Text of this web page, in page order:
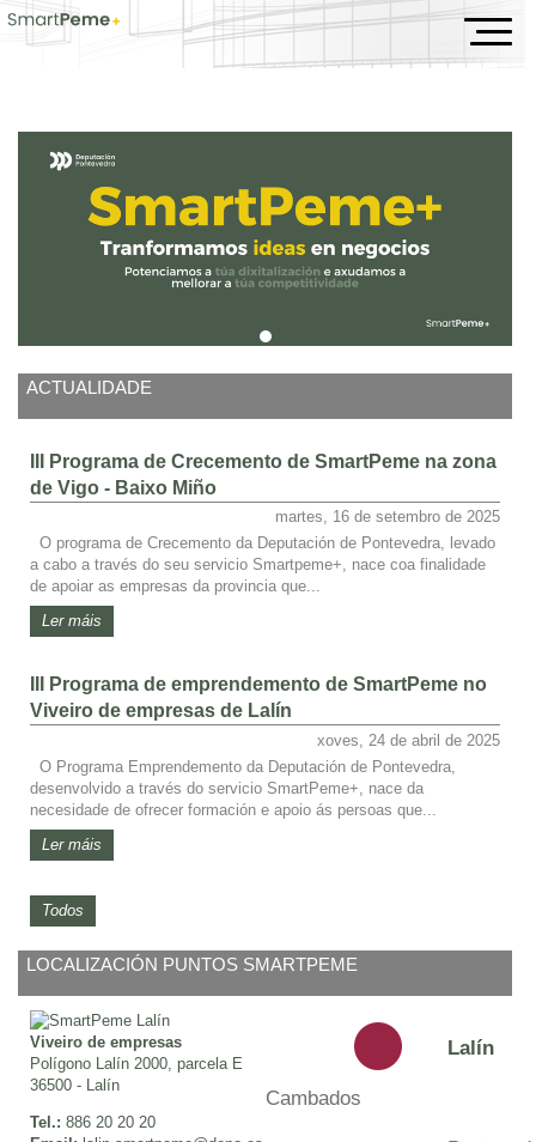
Inicio
ACTUALIDADE
III Programa de Crecemento de SmartPeme na zona
de Vigo - Baixo Miño
martes, 16 de setembro de 2025
O programa de Crecemento da Deputación de Pontevedra, levado
a cabo a través do seu servicio Smartpeme+, nace coa finalidade
de apoiar as empresas da provincia que...
Ler máis
III Programa de emprendemento de SmartPeme no
Viveiro de empresas de Lalín
xoves, 24 de abril de 2025
O Programa Emprendemento da Deputación de Pontevedra,
desenvolvido a través do servicio SmartPeme+, nace da
necesidade de ofrecer formación e apoio ás persoas que...
Ler máis
Todos
LOCALIZACIÓN PUNTOS SMARTPEME
Viveiro de empresas
Polígono Lalín 2000, parcela E
36500 - Lalín
Tel.: 886 20 20 20
Lalín
Cambados